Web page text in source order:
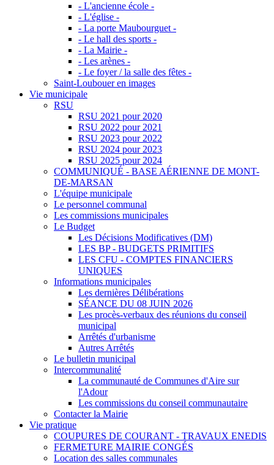
- L'ancienne école -
- L'église -
- La porte Maubourguet -
- Le hall des sports -
- La Mairie -
- Les arènes -
- Le foyer / la salle des fêtes -
Saint-Loubouer en images
Vie municipale
RSU
RSU 2021 pour 2020
RSU 2022 pour 2021
RSU 2023 pour 2022
RSU 2024 pour 2023
RSU 2025 pour 2024
COMMUNIQUÉ - BASE AÉRIENNE DE MONT-
DE-MARSAN
L'équipe municipale
Le personnel communal
Les commissions municipales
Le Budget
Les Décisions Modificatives (DM)
LES BP - BUDGETS PRIMITIFS
LES CFU - COMPTES FINANCIERS
UNIQUES
Informations municipales
Les dernières Délibérations
SÉANCE DU 08 JUIN 2026
Les procès-verbaux des réunions du conseil
municipal
Arrêtés d'urbanisme
Autres Arrêtés
Le bulletin municipal
Intercommunalité
La communauté de Communes d'Aire sur
l'Adour
Les commissions du conseil communautaire
Contacter la Mairie
Vie pratique
COUPURES DE COURANT - TRAVAUX ENEDIS
FERMETURE MAIRIE CONGÉS
Location des salles communales